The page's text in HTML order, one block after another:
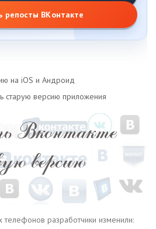
репосты ВКонтакте
на iOS и Андроид
старую версию приложения
разработчики изменили: